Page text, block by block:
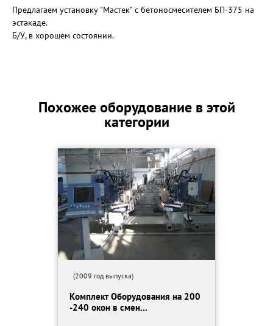
Предлагаем установку "Мастек" с бетоносмесителем БП-375 на
эстакаде.
Б/У, в хорошем состоянии.
Похожее оборудование в этой
категории
(2009 год выпуска)
Комплект Оборудования на 200
-240 окон в смен...